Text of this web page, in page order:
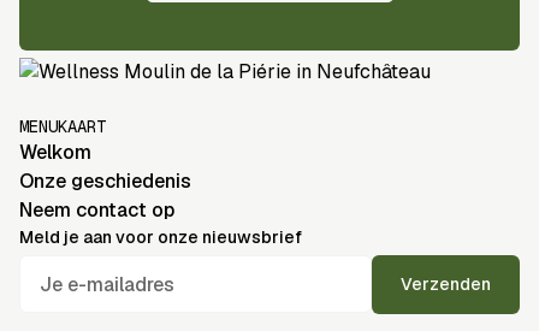
MENUKAART
Welkom
Onze geschiedenis
Neem contact op
Meld je aan voor onze nieuwsbrief